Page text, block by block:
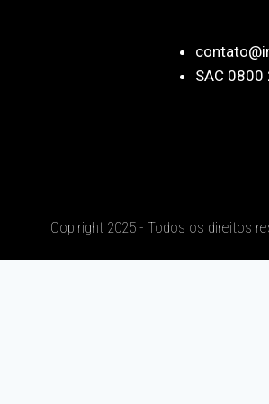
SAC
Copiright 2025 - Todos os direitos